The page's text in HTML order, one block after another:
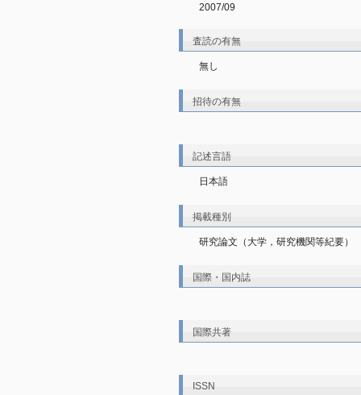
2007/09
査読の有無
無し
招待の有無
記述言語
日本語
掲載種別
研究論文（大学，研究機関等紀要）
国際・国内誌
国際共著
ISSN